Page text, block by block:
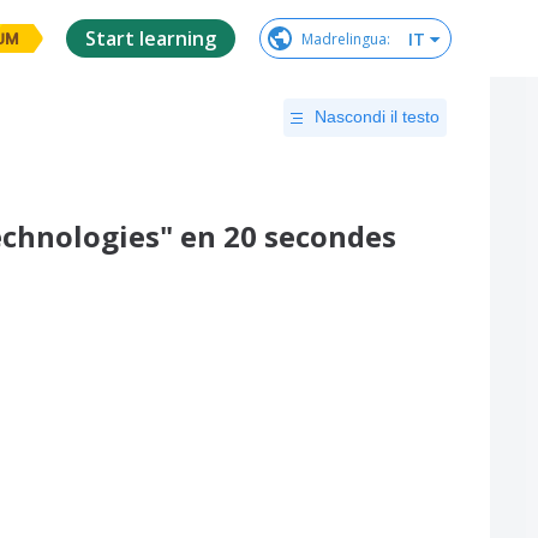
Start learning Madrelingua: IT
Nascondi il testo
en 20 secondes